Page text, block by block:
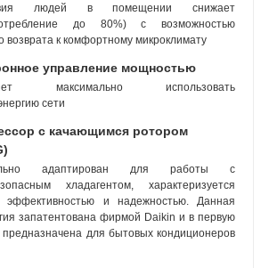
людей в помещении снижает
до 80%) с возможностью
возврата к комфортному микроклимату
управление мощностью
максимально использовать
сети
с качающимся ротором
адаптирован для работы с
хладагентом, характеризуется
эффективностью и надежностью. Данная
запатентована фирмой Daikin и в первую
предназначена для бытовых кондиционеров